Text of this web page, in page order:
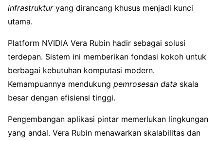
infrastrukturyang dirancang khusus menjadi kunci
utama.
Platform NVIDIA Vera Rubin hadir sebagai solusi
terdepan. Sistem ini memberikan fondasi kokoh untuk
berbagai kebutuhan komputasi modern.
Kemampuannya mendukung pemrosesan data skala
besar dengan efisiensi tinggi.
Pengembangan aplikasi pintar memerlukan lingkungan
yang andal. Vera Rubin menawarkan skalabilitas dan